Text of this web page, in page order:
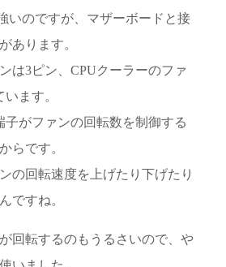
いのですが、マザーボードと接
あります。
は3ピン、CPUクーラーのファ
ます。
子がファンの回転数を制御する
らです。
の回転速度を上げたり下げたり
ですね。
回転するのもうるさいので、や